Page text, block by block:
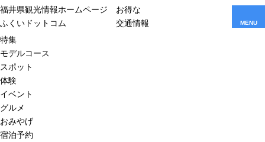
福井県観光情報ホームページ
ふくいドットコム
お得な
交通情報
MENU
特集
モデルコース
スポット
体験
イベント
グルメ
おみやげ
宿泊予約